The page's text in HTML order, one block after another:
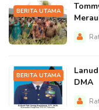
BERITA UTAMA
BERITA UTAMA
DMA